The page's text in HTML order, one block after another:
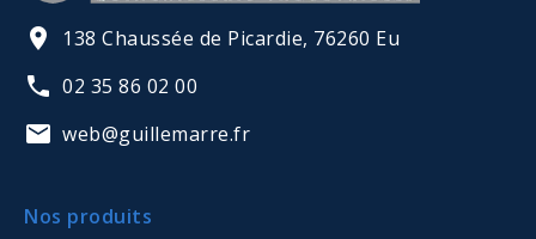
138 Chaussée de Picardie, 76260 Eu
02 35 86 02 00
web@guillemarre.fr
Nos produits